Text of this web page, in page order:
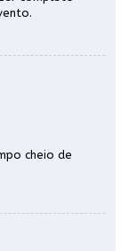
cheio de